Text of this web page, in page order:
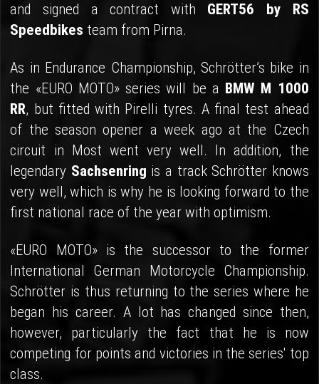
and signed a contract with GERT56 by RS
Speedbikes team from Pirna.
As in Endurance Championship, Schrötter’s bike in
the «EURO MOTO» series will be a BMW M 1000
RR, but fitted with Pirelli tyres. A final test ahead
of the season opener a week ago at the Czech
circuit in Most went very well. In addition, the
legendary Sachsenring is a track Schrötter knows
very well, which is why he is looking forward to the
first national race of the year with optimism.
«EURO MOTO» is the successor to the former
International German Motorcycle Championship.
Schrötter is thus returning to the series where he
began his career. A lot has changed since then,
however, particularly the fact that he is now
competing for points and victories in the series' top
class.